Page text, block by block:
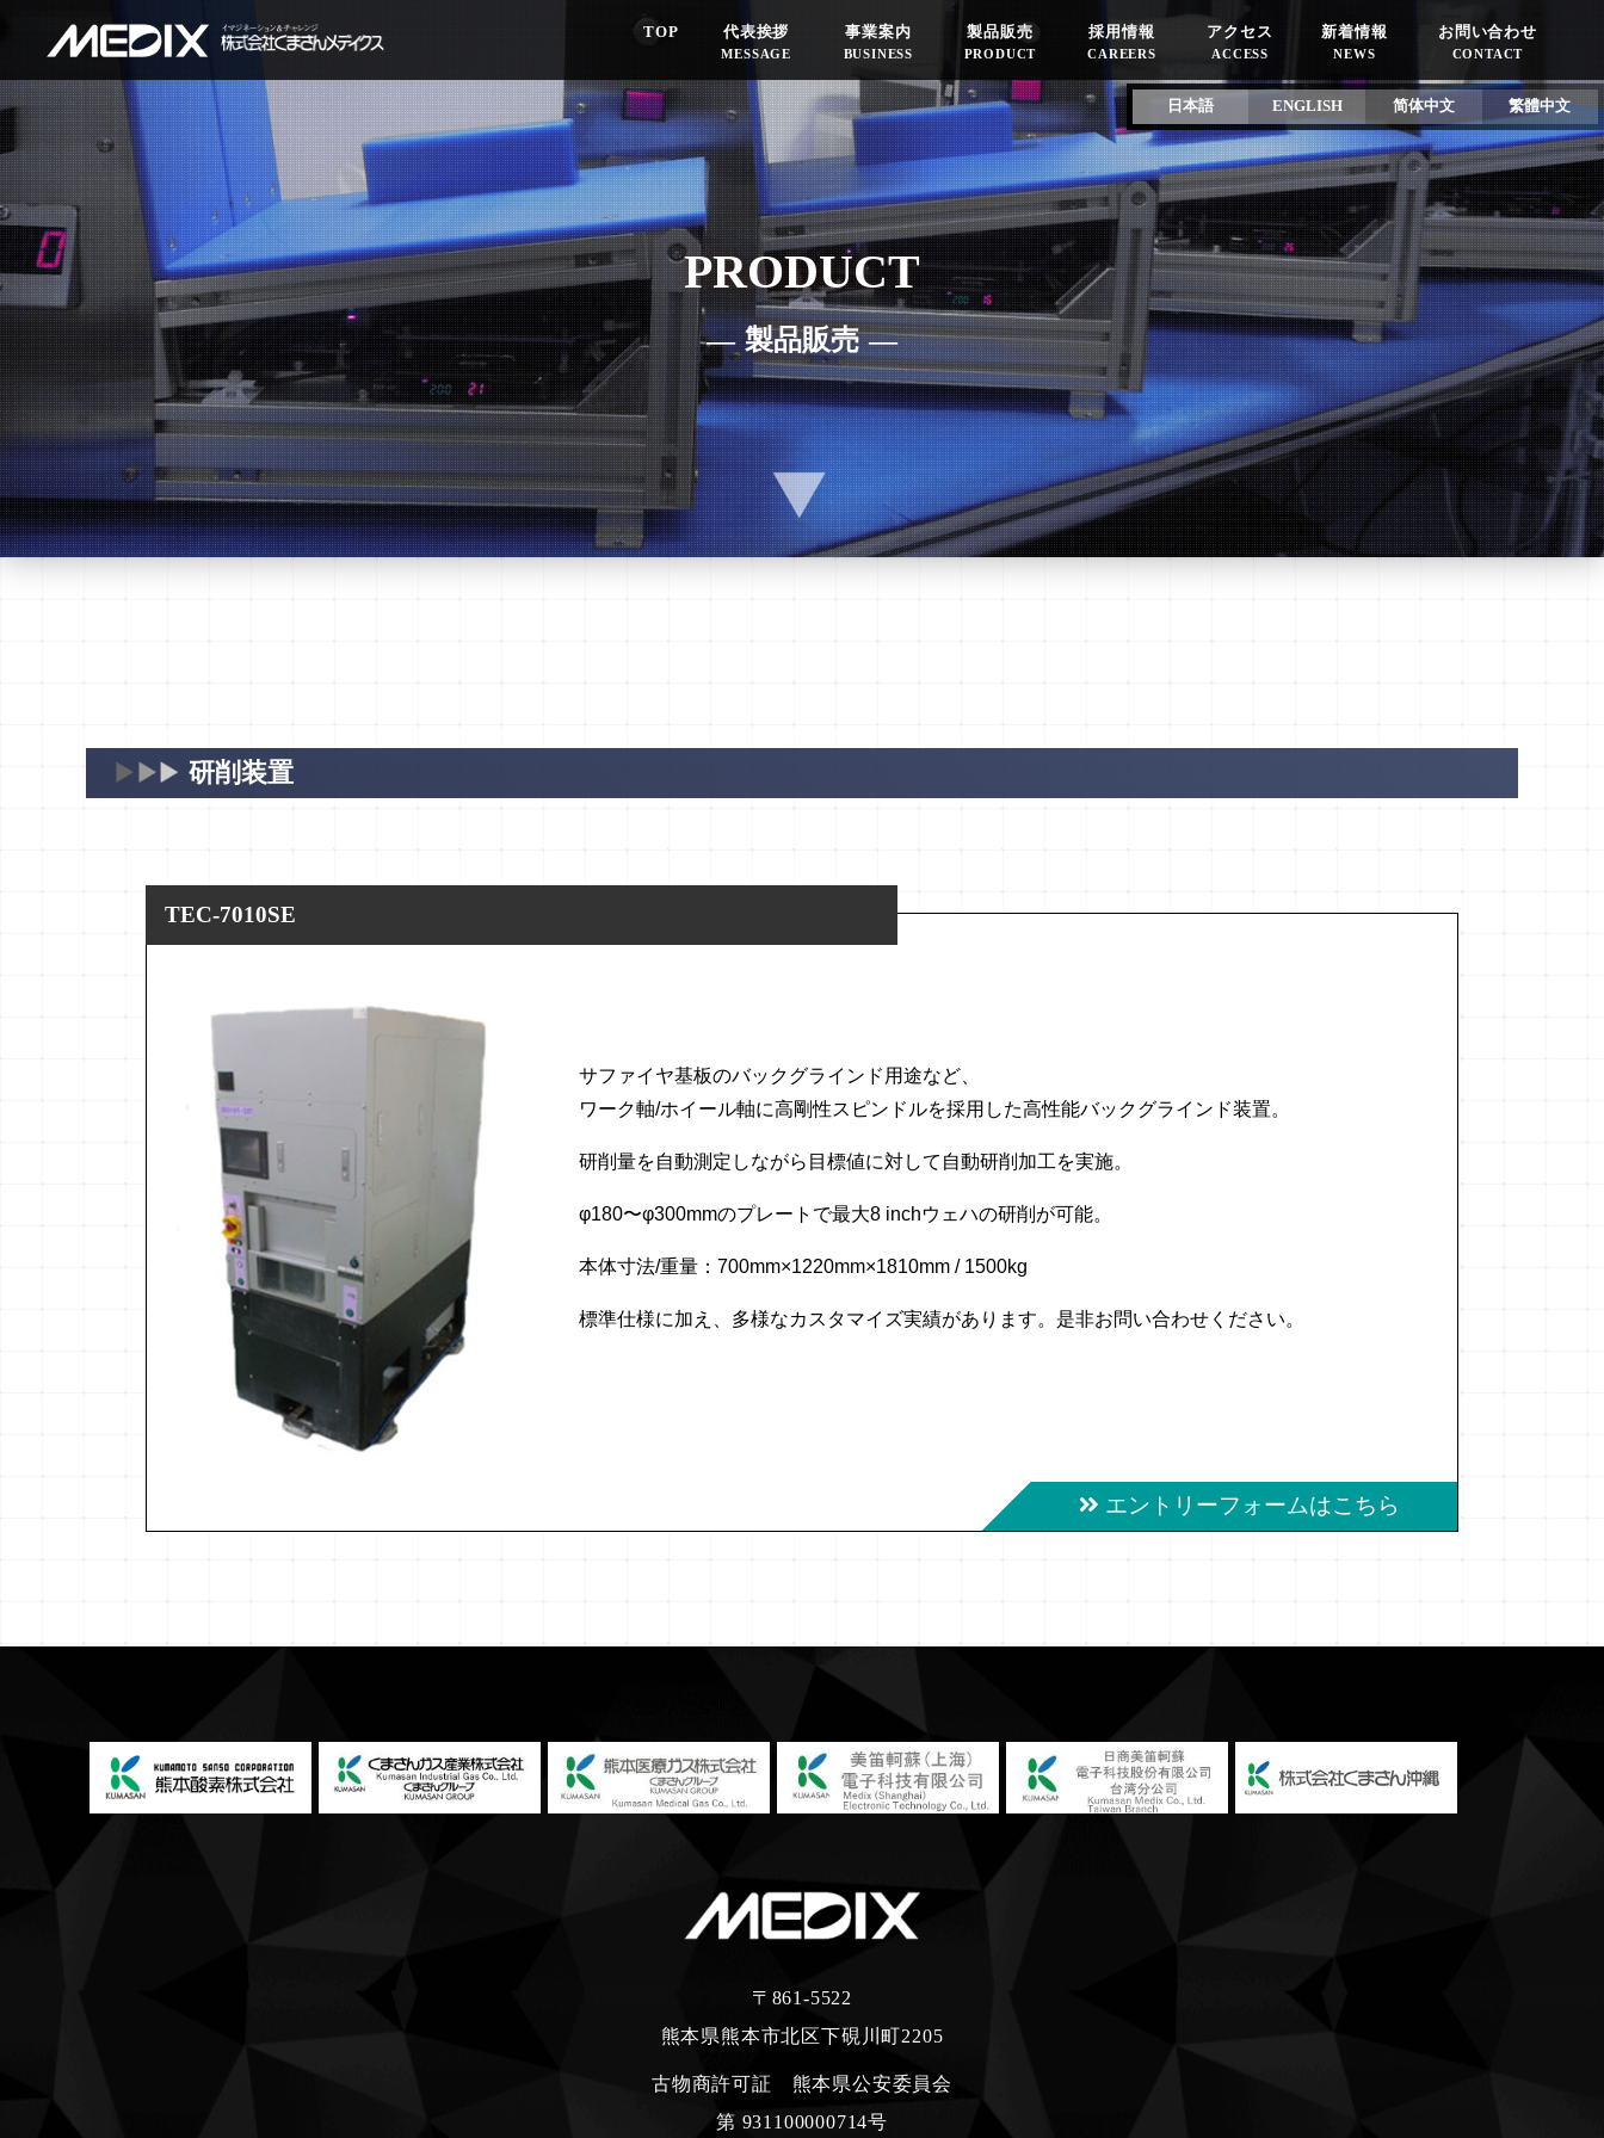
TOP 代表挨拶
MESSAGE
事業案内
BUSINESS
製品販売
PRODUCT
採用情報
CAREERS
アクセス
ACCESS
新着情報
NEWS
お問い合わせ
CONTACT
ENGLISH
日本語 简体中文 繁體中文
PRODUCT
製品販売
研削装置
TEC-7010SE
サファイヤ基板のバックグラインド用途など、
ワーク軸/ホイール軸に高剛性スピンドルを採用した高性能バックグラインド装置。
研削量を自動測定しながら目標値に対して自動研削加工を実施。
φ180〜φ300mmのプレートで最大8 inchウェハの研削が可能。
本体寸法/重量：700mm×1220mm×1810mm / 1500kg
標準仕様に加え、多様なカスタマイズ実績があります。是非お問い合わせください。
エントリーフォームはこちら
〒861-5522
熊本県熊本市北区下硯川町2205
古物商許可証 熊本県公安委員会
第 931100000714号